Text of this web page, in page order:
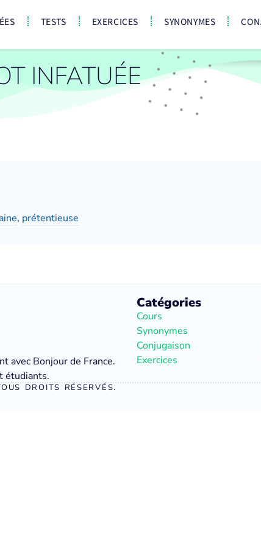
TESTS EXERCICES SYNONYMES
INFATUÉE
, prétentieuse
avec Bonjour de France.
étudiants.
Catégories
Cours
Synonymes
Conjugaison
Exercices
DROITS RÉSERVÉS.